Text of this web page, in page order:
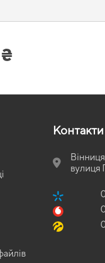
Контакти
Вінниця
вулиця